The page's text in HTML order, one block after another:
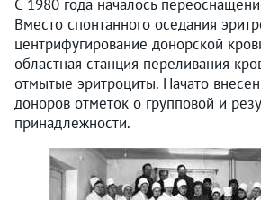
С 1980 года началось
Вместо спонтанного оседания
центрифугирование донорской
областная станция переливания
отмытые эритроциты. Начато
доноров отметок о групповой и
принадлежности.